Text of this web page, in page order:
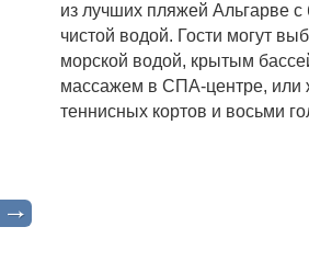
из лучших пляжей Альгарве
чистой водой. Гости могут
морской водой, крытым
массажем в СПА-центре, или
теннисных кортов и восьми